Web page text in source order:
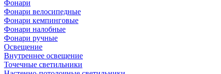
Фонари
Фонари велосипедные
Фонари кемпинговые
Фонари налобные
Фонари ручные
Освещение
Внутреннее освещение
Точечные светильники